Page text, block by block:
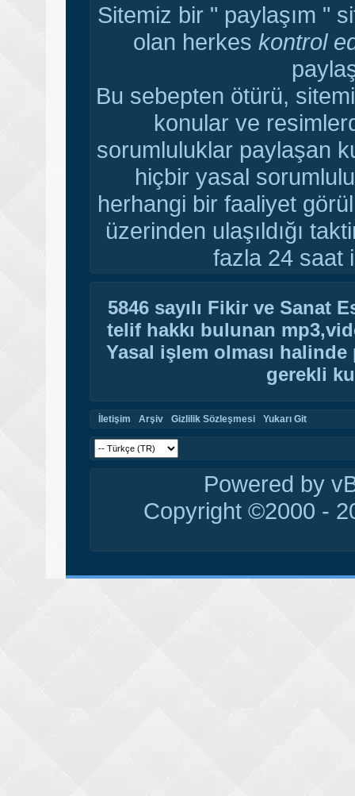
Sitemiz bir " paylaşım "
olan herkes kontrol
Bu sebepten ötürü,
konular ve
sorumluluklar paylaşan
hiçbir yasal
herhangi bir faaliyet
üzerinden ulaşıldığı
fazla 24 saat
5846 sayılı Fikir ve Sanat
telif hakkı bulunan
Yasal işlem olması
gerekli
İletişim Arşiv Gizlilik Sözleşmesi Yukarı Git
Powered by
Copyright ©2000 -